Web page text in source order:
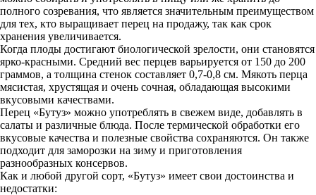
полного созревания, что является значительным преимуществом
для тех, кто выращивает перец на продажу, так как срок
хранения увеличивается.
Когда плоды достигают биологической зрелости, они становятся
ярко-красными. Средний вес перцев варьируется от 150 до 200
граммов, а толщина стенок составляет 0,7-0,8 см. Мякоть перца
мясистая, хрустящая и очень сочная, обладающая высокими
вкусовыми качествами.
Перец «Бутуз» можно употреблять в свежем виде, добавлять в
салаты и различные блюда. После термической обработки его
вкусовые качества и полезные свойства сохраняются. Он также
подходит для заморозки на зиму и приготовления
разнообразных консервов.
Как и любой другой сорт, «Бутуз» имеет свои достоинства и
недостатки: